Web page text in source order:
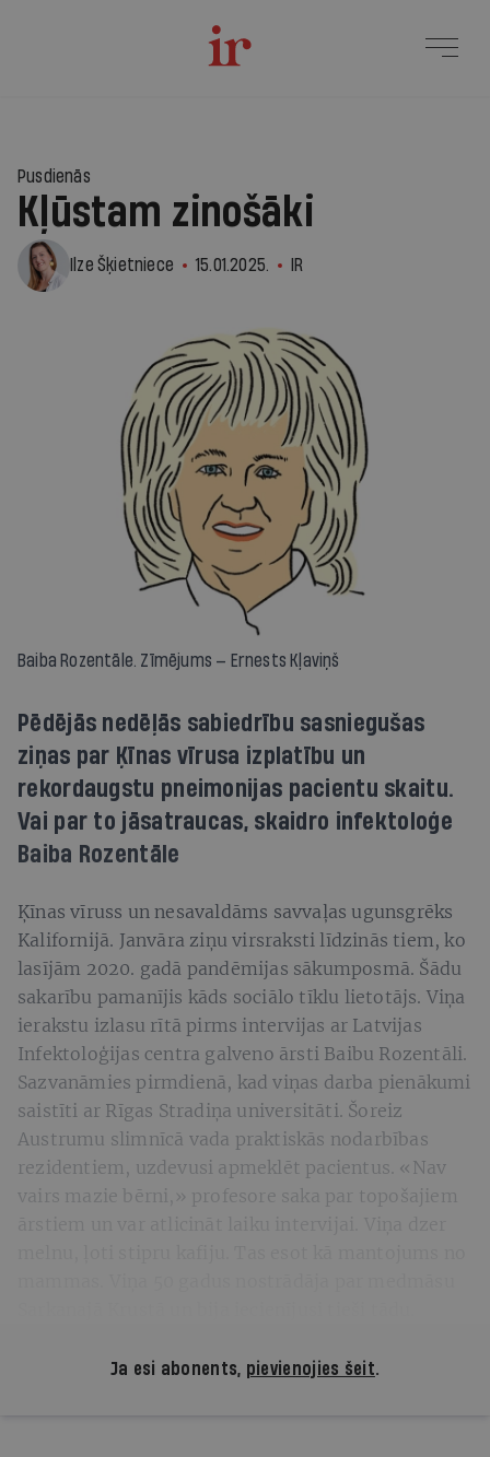
Pusdienās
Kļūstam zinošāki
Ilze Šķietniece 15.01.2025. IR
Baiba Rozentāle. Zīmējums — Ernests Kļaviņš
Pēdējās nedēļās sabiedrību sasniegušas
ziņas par Ķīnas vīrusa izplatību un
rekordaugstu pneimonijas pacientu skaitu.
Vai par to jāsatraucas, skaidro infektoloģe
Baiba Rozentāle
Ķīnas vīruss un nesavaldāms savvaļas ugunsgrēks
Kalifornijā. Janvāra ziņu virsraksti līdzinās tiem, ko
lasījām 2020. gadā pandēmijas sākumposmā. Šādu
sakarību pamanījis kāds sociālo tīklu lietotājs. Viņa
ierakstu izlasu rītā pirms intervijas ar Latvijas
Infektoloģijas centra galveno ārsti Baibu Rozentāli.
Sazvanāmies pirmdienā, kad viņas darba pienākumi
saistīti ar Rīgas Stradiņa universitāti. Šoreiz
Austrumu slimnīcā vada praktiskās nodarbības
rezidentiem, uzdevusi apmeklēt pacientus. «Nav
vairs mazie bērni,» profesore saka par topošajiem
Ja esi abonents, pievienojies šeit.